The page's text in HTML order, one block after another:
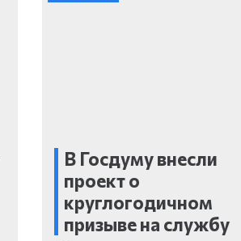
В Госдуму внесли
проект о
круглогодичном
призыве на службу